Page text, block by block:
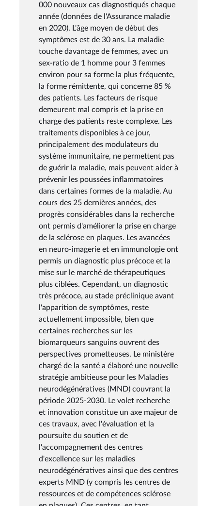
000 nouveaux cas diagnostiqués chaque
année (données de l'Assurance maladie
en 2020). L'âge moyen de début des
symptômes est de 30 ans. La maladie
touche davantage de femmes, avec un
sex-ratio de 1 homme pour 3 femmes
environ pour sa forme la plus fréquente,
la forme rémittente, qui concerne 85 %
des patients. Les facteurs de risque
demeurent mal compris et la prise en
charge des patients reste complexe. Les
traitements disponibles à ce jour,
principalement des modulateurs du
système immunitaire, ne permettent pas
de guérir la maladie, mais peuvent aider à
prévenir les poussées inflammatoires
dans certaines formes de la maladie. Au
cours des 25 dernières années, des
progrès considérables dans la recherche
ont permis d'améliorer la prise en charge
de la sclérose en plaques. Les avancées
en neuro-imagerie et en immunologie ont
permis un diagnostic plus précoce et la
mise sur le marché de thérapeutiques
plus ciblées. Cependant, un diagnostic
très précoce, au stade préclinique avant
l'apparition de symptômes, reste
actuellement impossible, bien que
certaines recherches sur les
biomarqueurs sanguins ouvrent des
perspectives prometteuses. Le ministère
chargé de la santé a élaboré une nouvelle
stratégie ambitieuse pour les Maladies
neurodégénératives (MND) couvrant la
période 2025-2030. Le volet recherche
et innovation constitue un axe majeur de
ces travaux, avec l'évaluation et la
poursuite du soutien et de
l'accompagnement des centres
d'excellence sur les maladies
neurodégénératives ainsi que des centres
experts MND (y compris les centres de
ressources et de compétences sclérose